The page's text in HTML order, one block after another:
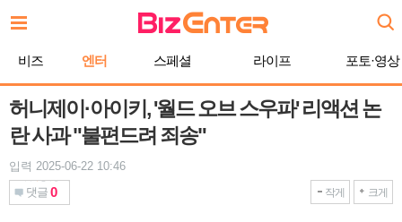
문
비즈 엔터 스페셜 라이프 포토·영상
허니제이·아이키, '월드 오브 스우파' 리액션 논
란 사과 "불편드려 죄송"
입력 2025-06-22 10:46
댓글 0 작게 크게